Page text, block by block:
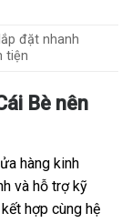
đặt nhanh
tiện
Bè nên
hàng kinh
và hỗ trợ kỹ
kết hợp cùng hệ